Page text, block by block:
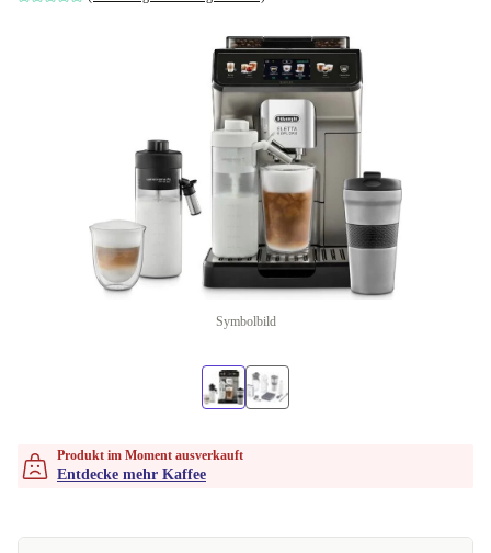
Symbolbild
Produkt im Moment ausverkauft
Entdecke mehr Kaffee